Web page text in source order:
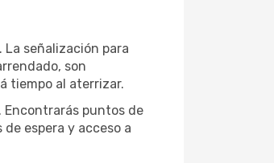
señalización para
son
tiempo al aterrizar.
puntos de
espera y acceso a